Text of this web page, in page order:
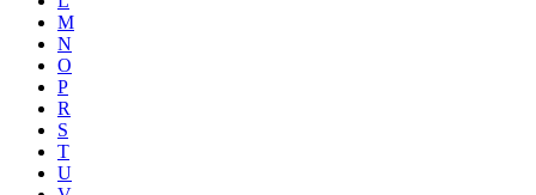
M
N
O
P
R
S
T
U